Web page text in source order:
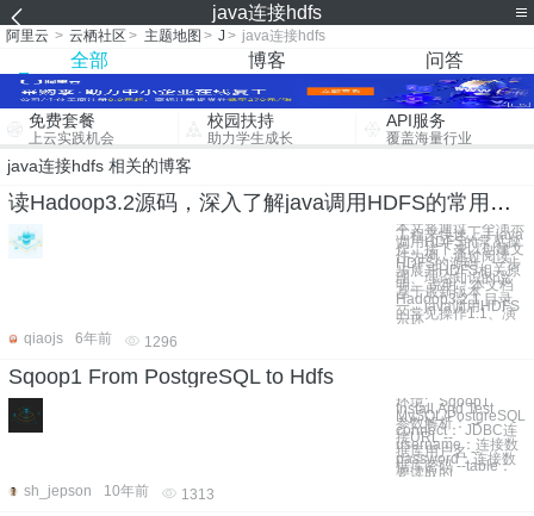
java连接hdfs
阿里云 > 云栖社区 > 主题地图 > J > java连接hdfs
全部 博客 问答
免费套餐
上云实践机会
校园扶持
助力学生成长
API服务
覆盖海量行业
java连接hdfs 相关的博客
读Hadoop3.2源码，深入了解java调用HDFS的常用操作和HDFS原理
本文将通过一个演示
工程来快速上手java
调用HDFS的常见操
作。接下来以创建文
件为例，通过阅读
HDFS的源码，一步
步展开HDFS相关原
理、理论知识的说
明。 说明：本文档
基于最新版本
Hadoop3.2.1 目录
一、java调用HDFS
的常见操作1.1、演
示环
qiaojs
6年前 1296
Sqoop1 From PostgreSQL to Hdfs
环境: Sqoop1
Install And Test
MySQL/PostgreSQL
参数解析： --
connect： JDBC连
接URL --
username：连接数
据库用户名 --
password：连接数
据库密码 --table：
要读取的
sh_jepson
10年前 1313